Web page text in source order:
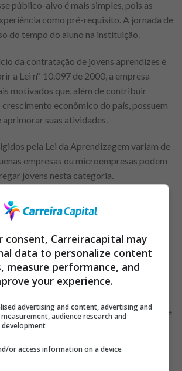
público-alvo é mais simples, pois as
como pré-requisito. A jornada de
do tempo do aluno na instituição.
da contratação de jovens aprendizes é
a Lei nº 10.097 de 2000, a empresa
motivados que, além de contribuir
econômico do país, possuem
suas atividades.
pela Lei da Aprendizagem variam de
empresas ou microempresas podem
jovens nesta categoria.
Aprendiz Gol 2023:
Gol 2023 dispõe de alguns benefícios, que
pela Previdência Social. Confira quais
Gol 2023;
consent, Carreiracapital may
data to personalize content
measure performance, and
your experience.
advertising and content, advertising and
audience research and
development
or access information on a device